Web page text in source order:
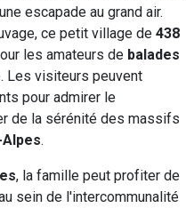
escapade au grand air.
ce petit village de 438
les amateurs de balades
Les visiteurs peuvent
pour admirer le
de la sérénité des massifs
.
, la famille peut profiter de
sein de l'intercommunalité